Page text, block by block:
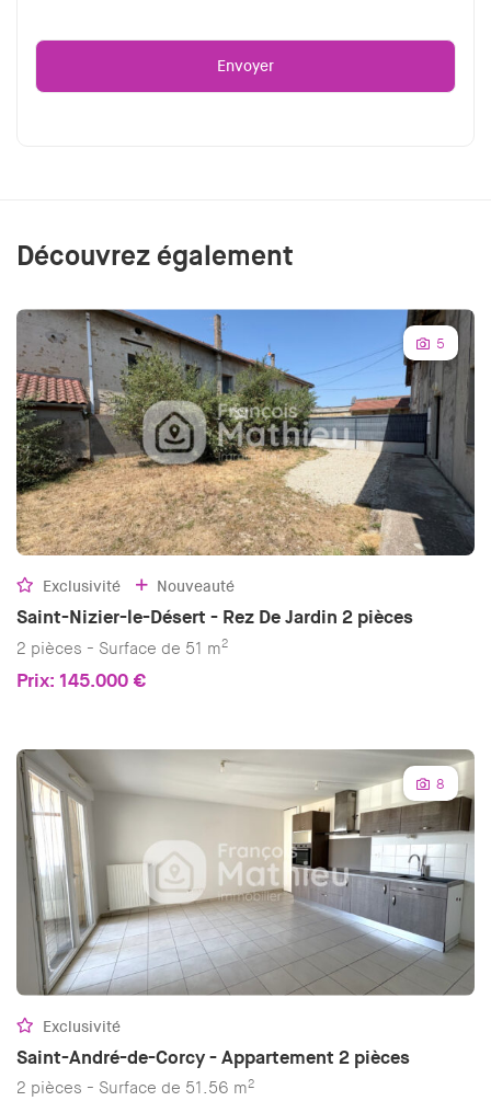
Découvrez également
5
Exclusivité Nouveauté
Saint-Nizier-le-Désert - Rez De Jardin 2 pièces
2 pièces - Surface de 51 m2
Prix: 145.000 €
8
Exclusivité
Saint-André-de-Corcy - Appartement 2 pièces
2 pièces - Surface de 51.56 m2